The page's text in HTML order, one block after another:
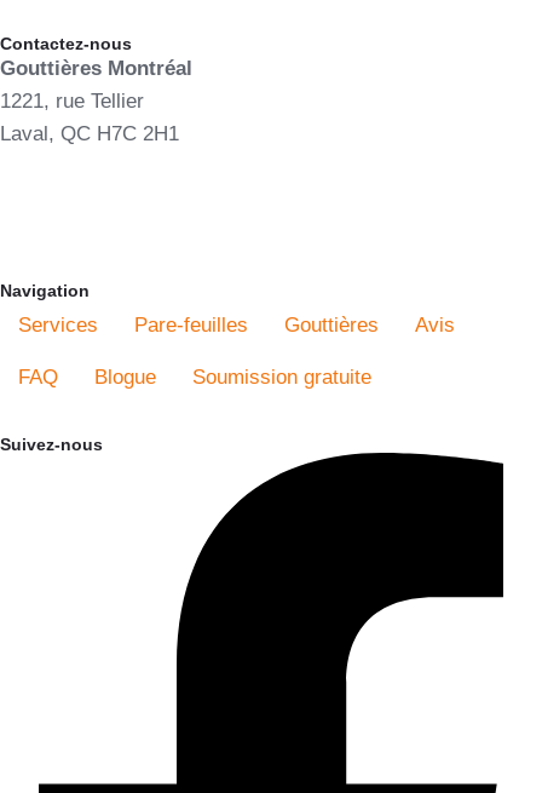
Contactez-nous
Gouttières Montréal
1221, rue Tellier
Laval, QC H7C 2H1
Navigation
Services Pare-feuilles Gouttières Avis
FAQ Blogue Soumission gratuite
Suivez-nous